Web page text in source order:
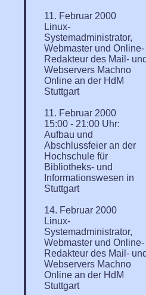
11. Februar 2000
Linux-
Systemadministrator,
Webmaster und Online-
Redakteur des Mail-
Webservers Machno
Online an der HdM
Stuttgart
11. Februar 2000
15:00 - 21:00 Uhr:
Aufbau und
Abschlussfeier an der
Hochschule für
Bibliotheks- und
Informationswesen in
Stuttgart
14. Februar 2000
Linux-
Systemadministrator,
Webmaster und Online-
Redakteur des Mail-
Webservers Machno
Online an der HdM
Stuttgart